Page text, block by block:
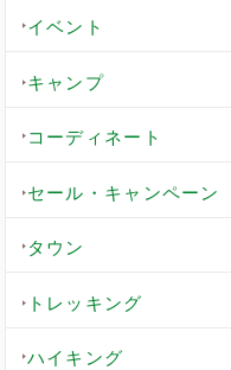
イベント
キャンプ
コーディネート
セール・キャンペーン
タウン
トレッキング
ハイキング